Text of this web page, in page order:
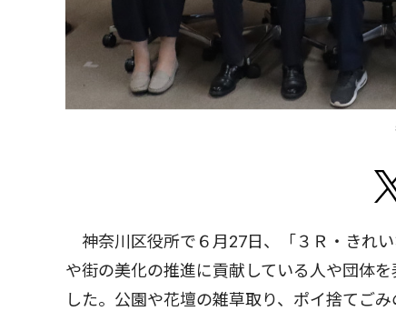
神奈川区役所で６月27日、「３Ｒ・きれ
や街の美化の推進に貢献している人や団体
した。公園や花壇の雑草取り、ポイ捨てご